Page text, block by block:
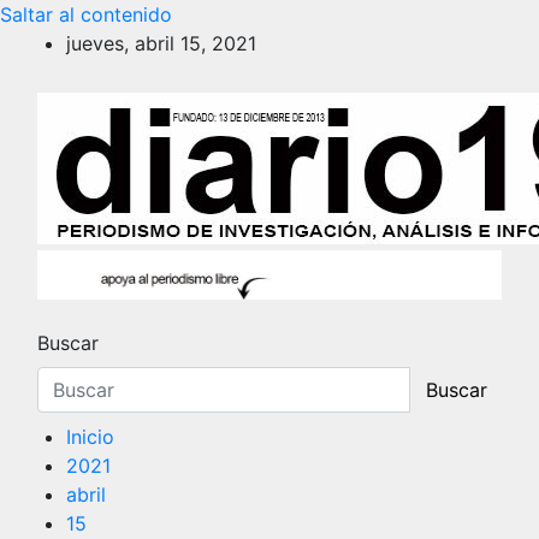
Saltar al contenido
jueves, abril 15, 2021
Buscar
Buscar
Inicio
2021
abril
15